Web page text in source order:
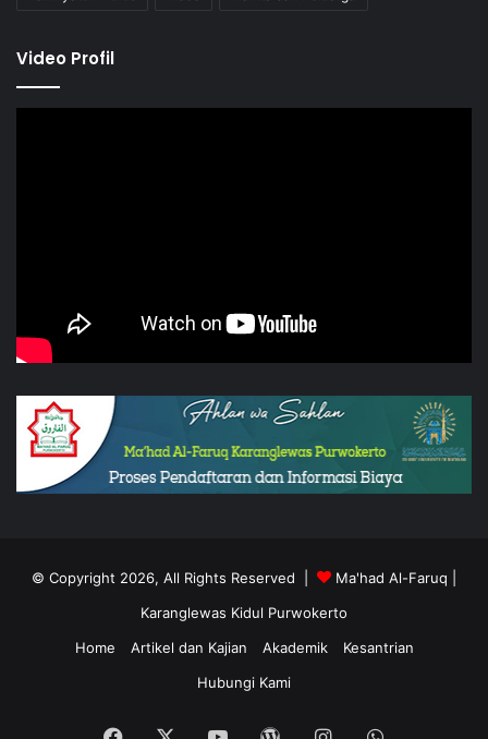
Video Profil
© Copyright 2026, All Rights Reserved | Ma'had Al-Faruq
Karanglewas Kidul Purwokerto
Home
Artikel dan Kajian Akademik
Kesantrian
Hubungi Kami